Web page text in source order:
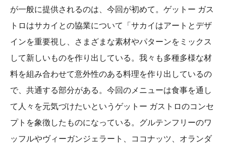
が一般に提供されるのは、今回が初めて。ゲットー ガス
トロはサカイとの協業について「サカイはアートとデザ
インを重要視し、さまざまな素材やパターンをミックス
して新しいものを作り出している。我々も多種多様な材
料を組み合わせて意外性のある料理を作り出しているの
で、共通する部分がある。今回のメニューは食事を通し
て人々を元気づけたいというゲットー ガストロのコンセ
プトを象徴したものになっている。グルテンフリーのワ
ッフルやヴィーガンジェラート、ココナッツ、オランダ